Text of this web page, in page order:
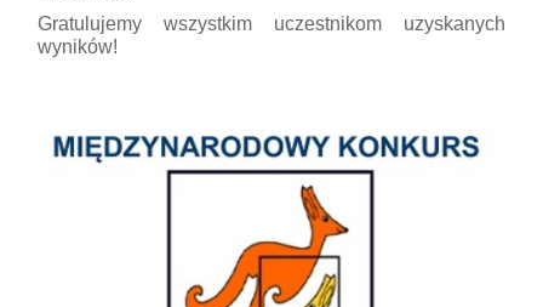
Gratulujemy wszystkim uczestnikom uzyskanych
wyników!